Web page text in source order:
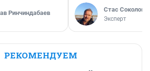
Ринчиндабаев Стас Соколов
Эксперт
РЕКОМЕНДУЕМ